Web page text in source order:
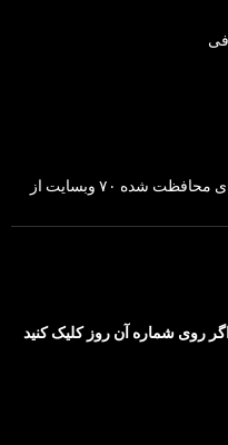
تماس با ما، خرید ایمیل ممتاز و رمز محتوای محافظت شده ۷۰ وبسایت از
روی شماره آن روز کلیک کنید